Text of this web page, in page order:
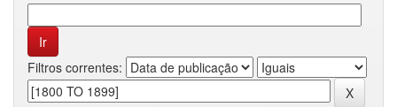
Filtros correntes: